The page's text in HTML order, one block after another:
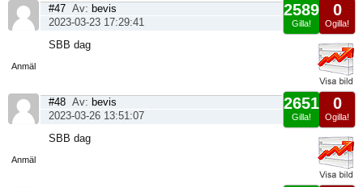
Anmäl
0
Ogilla!
2589
Gilla!
#47 Av: bevis
2023-03-23 17:29:41
SBB dag
Anmäl
0
Ogilla!
2651
Gilla!
#48 Av: bevis
2023-03-26 13:51:07
SBB dag